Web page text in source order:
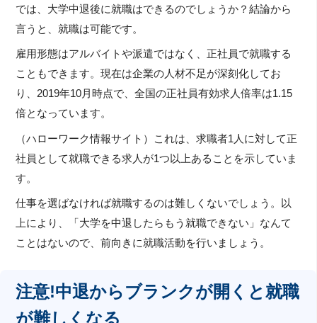
では、大学中退後に就職はできるのでしょうか？結論から
言うと、就職は可能です。
雇用形態はアルバイトや派遣ではなく、正社員で就職する
こともできます。現在は企業の人材不足が深刻化してお
り、2019年10月時点で、全国の正社員有効求人倍率は1.15
倍となっています。
（ハローワーク情報サイト）これは、求職者1人に対して正
社員として就職できる求人が1つ以上あることを示していま
す。
仕事を選ばなければ就職するのは難しくないでしょう。以
上により、「大学を中退したらもう就職できない」なんて
ことはないので、前向きに就職活動を行いましょう。
注意!中退からブランクが開くと就職
が難しくなる